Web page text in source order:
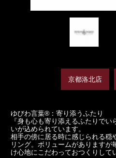
京都洛北店
ゆびわ言葉®：寄り添うふたり
『身も心も寄り添えるふたりで
いが込められています。
相手の傍に居る時に感じられる穏
リング。ボリュームがあります
け心地にこだわっておつくりして